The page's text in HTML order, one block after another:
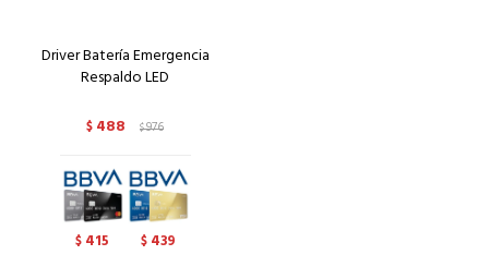
Driver Batería Emergencia
Respaldo LED
$ 488 $976
$ 415 $ 439